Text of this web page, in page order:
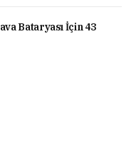
Bataryası İçin 43